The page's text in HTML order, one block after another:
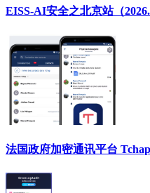
EISS-AI安全之北京站（
法国政府加密通讯平台